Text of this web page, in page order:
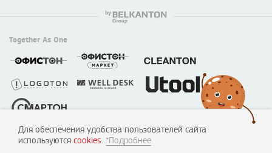
© 2003 - 2026 ООО «Смартон», Логотон™
Together As One
Для обеспечения удобства пользователей сайта
используются cookies. *Подробнее